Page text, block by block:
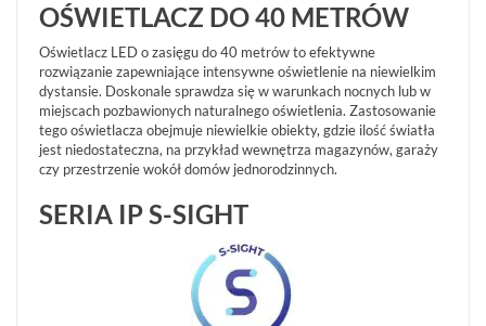
LAN,
ZASILANIE,
TRANSMISJA,
UPS-
Y
AKCESORIA
WIEŻE
LICENCJE
OŚWIETLACZ DO 40 METRÓW
Oświetlacz LED o zasięgu do 40 metrów to efektywne
rozwiązanie zapewniające intensywne oświetlenie na niewielkim
dystansie. Doskonale sprawdza się w warunkach nocnych lub w
miejscach pozbawionych naturalnego oświetlenia. Zastosowanie
tego oświetlacza obejmuje niewielkie obiekty, gdzie ilość światła
jest niedostateczna, na przykład wewnętrza magazynów, garaży
czy przestrzenie wokół domów jednorodzinnych.
SERIA IP S-SIGHT